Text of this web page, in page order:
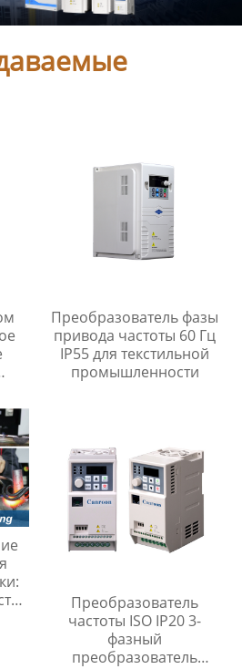
Преобразователь фазы
привода частоты 60 Гц
IP55 для текстильной
промышленности
Преобразователь
частоты ISO IP20 3-
фазный
преобразователь